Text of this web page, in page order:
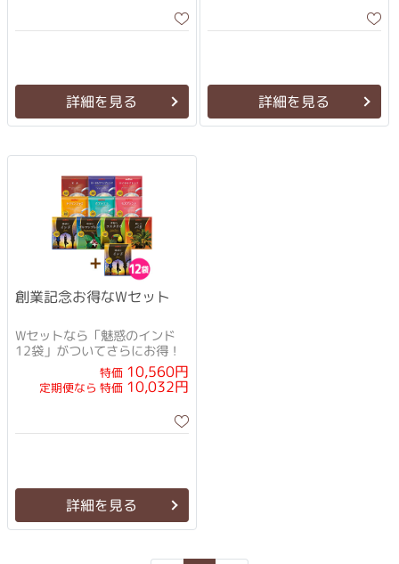
詳細を見る 詳細を見る
創業記念お得なWセット
Wセットなら「魅惑のインド
12袋」がついてさらにお得！
特価10,560円
定期便なら 特価10,032円
詳細を見る